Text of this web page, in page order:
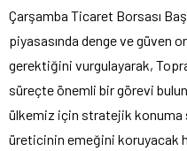
Çarşamba Ticaret Borsası
piyasasında denge ve güven
gerektiğini vurgulayarak,
süreçte önemli bir görevi
ülkemiz için stratejik konuma
üreticinin emeğini koruyacak